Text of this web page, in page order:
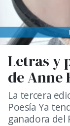
Letras y
de Anne
La tercera
Poesía Ya
ganadora del